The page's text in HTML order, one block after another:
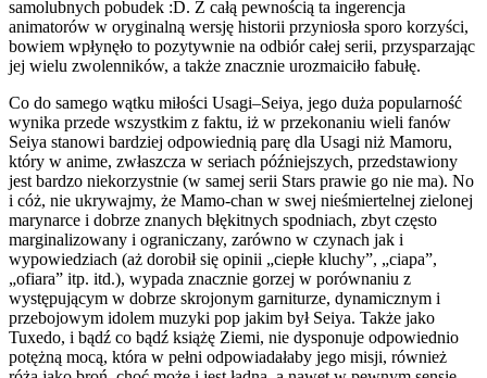
samolubnych pobudek :D. Z całą pewnością ta ingerencja
animatorów w oryginalną wersję historii przyniosła sporo korzyści,
bowiem wpłynęło to pozytywnie na odbiór całej serii, przysparzając
jej wielu zwolenników, a także znacznie urozmaiciło fabułę.
Co do samego wątku miłości Usagi–Seiya, jego duża popularność
wynika przede wszystkim z faktu, iż w przekonaniu wieli fanów
Seiya stanowi bardziej odpowiednią parę dla Usagi niż Mamoru,
który w anime, zwłaszcza w seriach późniejszych, przedstawiony
jest bardzo niekorzystnie (w samej serii Stars prawie go nie ma). No
i cóż, nie ukrywajmy, że Mamo-chan w swej nieśmiertelnej zielonej
marynarce i dobrze znanych błękitnych spodniach, zbyt często
marginalizowany i ograniczany, zarówno w czynach jak i
wypowiedziach (aż dorobił się opinii „ciepłe kluchy”, „ciapa”,
„ofiara” itp. itd.), wypada znacznie gorzej w porównaniu z
występującym w dobrze skrojonym garniturze, dynamicznym i
przebojowym idolem muzyki pop jakim był Seiya. Także jako
Tuxedo, i bądź co bądź książę Ziemi, nie dysponuje odpowiednio
potężną mocą, która w pełni odpowiadałaby jego misji, również